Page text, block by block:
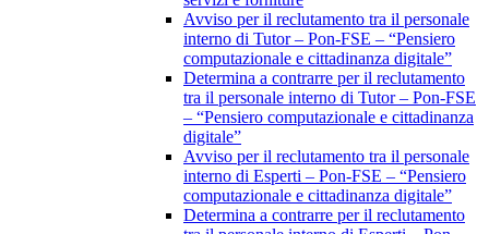
Avviso per il reclutamento tra il personale
interno di Tutor – Pon-FSE – “Pensiero
computazionale e cittadinanza digitale”
Determina a contrarre per il reclutamento
tra il personale interno di Tutor – Pon-FSE
– “Pensiero computazionale e cittadinanza
digitale”
Avviso per il reclutamento tra il personale
interno di Esperti – Pon-FSE – “Pensiero
computazionale e cittadinanza digitale”
Determina a contrarre per il reclutamento